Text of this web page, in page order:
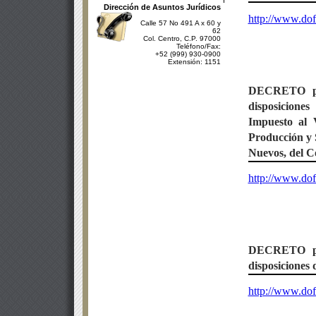
Dirección de Asuntos Jurídicos
Calle 57 No 491 A x 60 y
62
Col. Centro, C.P. 97000
Teléfono/Fax:
+52 (999) 930-0900
Extensión: 1151
http://
DECRETO
Impuesto al
Producción y
Nuevos, del
http://
DECRETO
disposiciones
http://